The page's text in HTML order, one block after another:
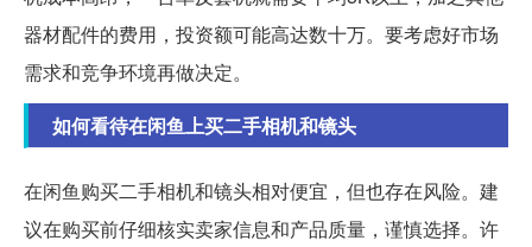
器材配件的费用，投资额可能高达数十万。要考虑好市场
需求和竞争环境再做决定。
如何看待在闲鱼上买二手相机和镜头
在闲鱼购买二手相机和镜头相对便宜，但也存在风险。建
议在购买前仔细核实卖家信息和产品质量，谨慎选择。许